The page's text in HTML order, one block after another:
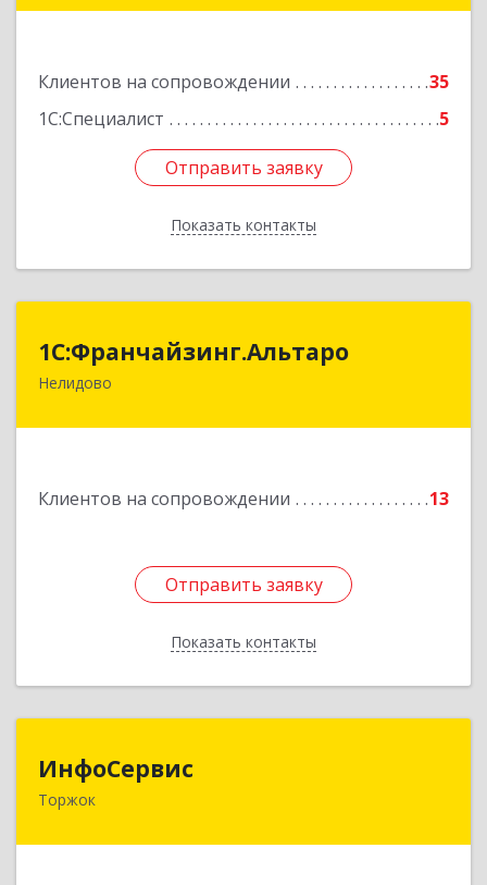
Клиентов на сопровождении
35
1С:Специалист
5
Отправить заявку
Показать контакты
Подробнее
Отправить заявку
Назад
1С:Франчайзинг.Альтаро
Нелидово
Клиентов на сопровождении 13
Отправить заявку
Показать контакты
1С:Франчайзинг.Альтаро
172527, Тверская обл, Нелидово г, Матросова
Отправить заявку
Назад
ИнфоСервис
Торжок
172002, Тверская обл, Торжок г, Радищева ул,